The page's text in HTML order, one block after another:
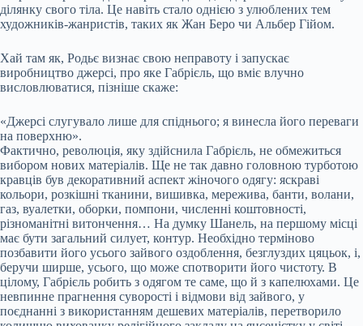
ділянку свого тіла. Це навіть стало однією з улюблених тем
художників-жанристів, таких як Жан Беро чи Альбер Гійом.
Хай там як, Родьє визнає свою неправоту і запускає
виробництво джерсі, про яке Габрієль, що вміє влучно
висловлюватися, пізніше скаже:
«Джерсі слугувало лише для спіднього; я винесла його переваги
на поверхню».
Фактично, революція, яку здійснила Габрієль, не обмежиться
вибором нових матеріалів. Ще не так давно головною турботою
кравців був декоративний аспект жіночого одягу: яскраві
кольори, розкішні тканини, вишивка, мережива, банти, волани,
газ, вуалетки, оборки, помпони, численні коштовності,
різноманітні витончення… На думку Шанель, на першому місці
має бути загальний силует, контур. Необхідно терміново
позбавити його усього зайвого оздоблення, безглуздих цяцьок, і,
беручи ширше, усього, що може спотворити його чистоту. В
цілому, Габрієль робить з одягом те саме, що й з капелюхами. Це
невпинне прагнення суворості і відмови від зайвого, у
поєднанні з використанням дешевих матеріалів, перетворило